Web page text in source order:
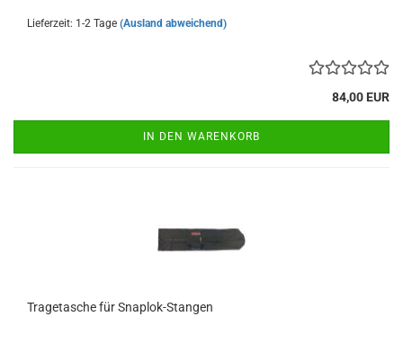
Lieferzeit: 1-2 Tage (Ausland abweichend)
84,00 EUR
IN DEN WARENKORB
Tra­ge­ta­sche für Snaplok-​​Stan­gen